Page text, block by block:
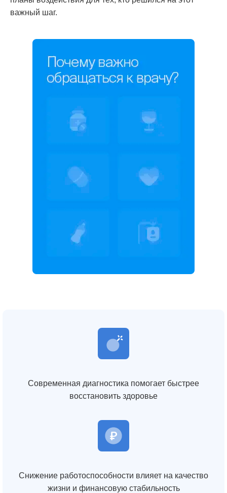
важный шаг.
Современная диагностика помогает быстрее
восстановить здоровье
Снижение работоспособности влияет на качество
жизни и финансовую стабильность